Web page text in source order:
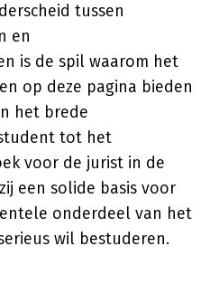
tussen
en
is de spil waarom het
op deze pagina bieden
het brede
tot het
voor de jurist in de
een solide basis voor
onderdeel van het
wil bestuderen.